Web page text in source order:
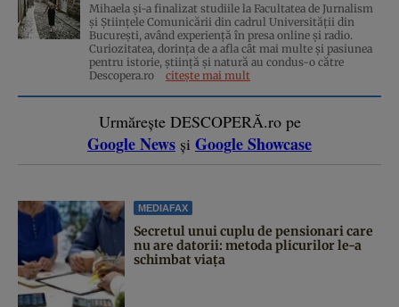
Mihaela și-a finalizat studiile la Facultatea de Jurnalism
și Științele Comunicării din cadrul Universității din
București, având experiență în presa online și radio.
Curiozitatea, dorința de a afla cât mai multe și pasiunea
pentru istorie, ştiinţă şi natură au condus-o către
Descopera.ro
citește mai mult
Urmărește DESCOPERĂ.ro pe
Google News și Google Showcase
MEDIAFAX
Secretul unui cuplu de pensionari care
nu are datorii: metoda plicurilor le-a
schimbat viața